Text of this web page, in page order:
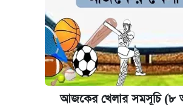
আজকের খেলার সমসূচি (৮